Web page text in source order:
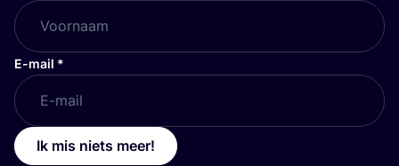
E-mail *
Ik mis niets meer!